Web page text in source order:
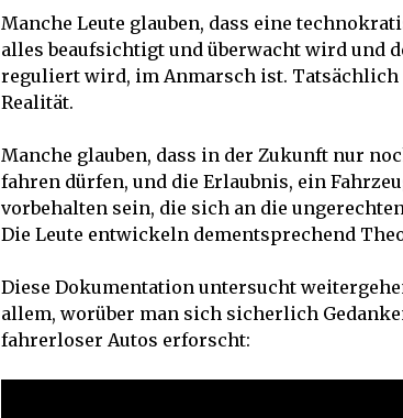
Manche Leute glauben, dass eine
alles beaufsichtigt und überwacht wird und
reguliert wird, im Anmarsch ist.
Realität.
Manche glauben, dass in der Zukunft nur
fahren dürfen, und die Erlaubnis, ein
vorbehalten sein, die sich an die
Die Leute entwickeln dementsprechend
Diese Dokumentation untersucht
allem, worüber man sich sicherlich
fahrerloser Autos erforscht: